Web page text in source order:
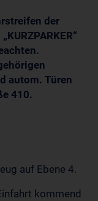
der
autom. Türen
410.
auf Ebene 4.
kommend